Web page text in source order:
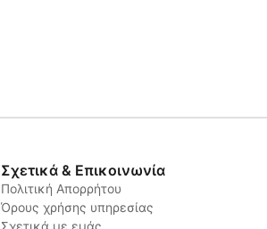
Σχετικά & Επικοινωνία
Πολιτική Απορρήτου
Όρους χρήσης υπηρεσίας
Σχετικά με εμάς